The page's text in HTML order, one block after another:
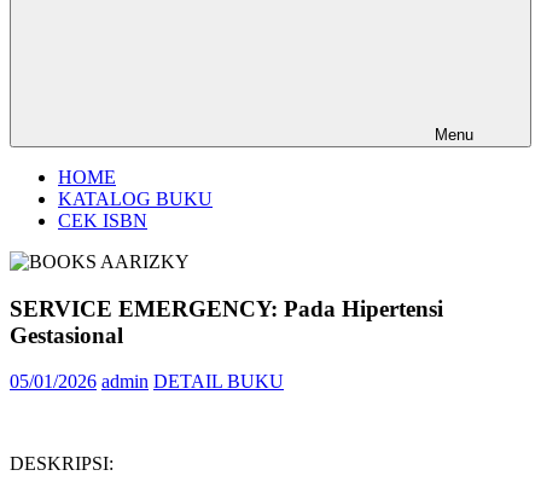
Menu
HOME
KATALOG BUKU
CEK ISBN
SERVICE EMERGENCY: Pada Hipertensi
Gestasional
05/01/2026 admin DETAIL BUKU
DESKRIPSI: